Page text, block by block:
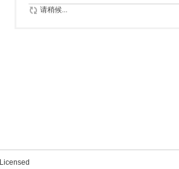
请稍候...
Licensed